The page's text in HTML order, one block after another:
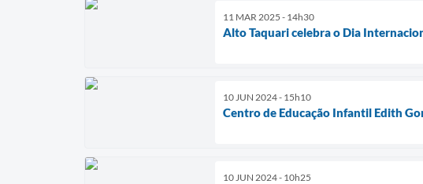
11 MAR 2025 - 14h30
Alto Taquari celebra o Dia
10 JUN 2024 - 15h10
Centro de Educação Infantil Edith
10 JUN 2024 - 10h25